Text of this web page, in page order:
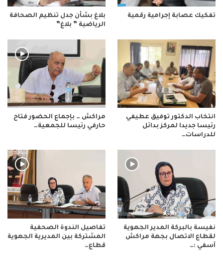
تفكيك عصابة إجرامية رقمية
بلاغ بشأن جدل تنظيم الصحافة
الرياضية ” بلاغ”
انتخاب الدكتور توفيق عطيفي
رئيسا جديدا لمركز بدائل
للدراسات…
مراكش … بإجماع الحضور فتاح
حارفي رئيسا للجمعية…
نفيسة بالبركة المدير الجهوية
لقطاع الاتصال بجهة مراكش
آسفي :…
تفاصيل الندوة الصحفية
المشتركة بين المديرية الجهوية
قطاع…